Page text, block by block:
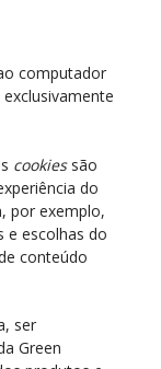
computador
cookiessão
do
por exemplo,
e escolhas do
conteúdo
ser
Green